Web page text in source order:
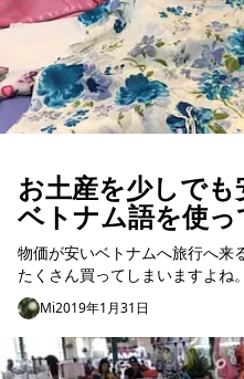
お土産を少しでも
ベトナム語を使
てみよう！
物価が安いベトナムへ旅行へ来
たくさん買ってしまいますよね
違ってベトナムのショップや市
く、観光客に対し...
Mi2019年1月31日